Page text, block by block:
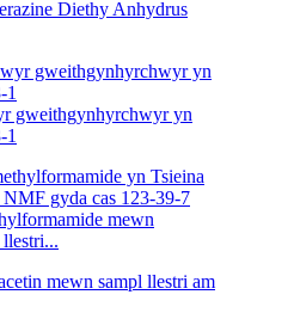
Diethy Anhydrus
gweithgynhyrchwyr yn
1
mewn